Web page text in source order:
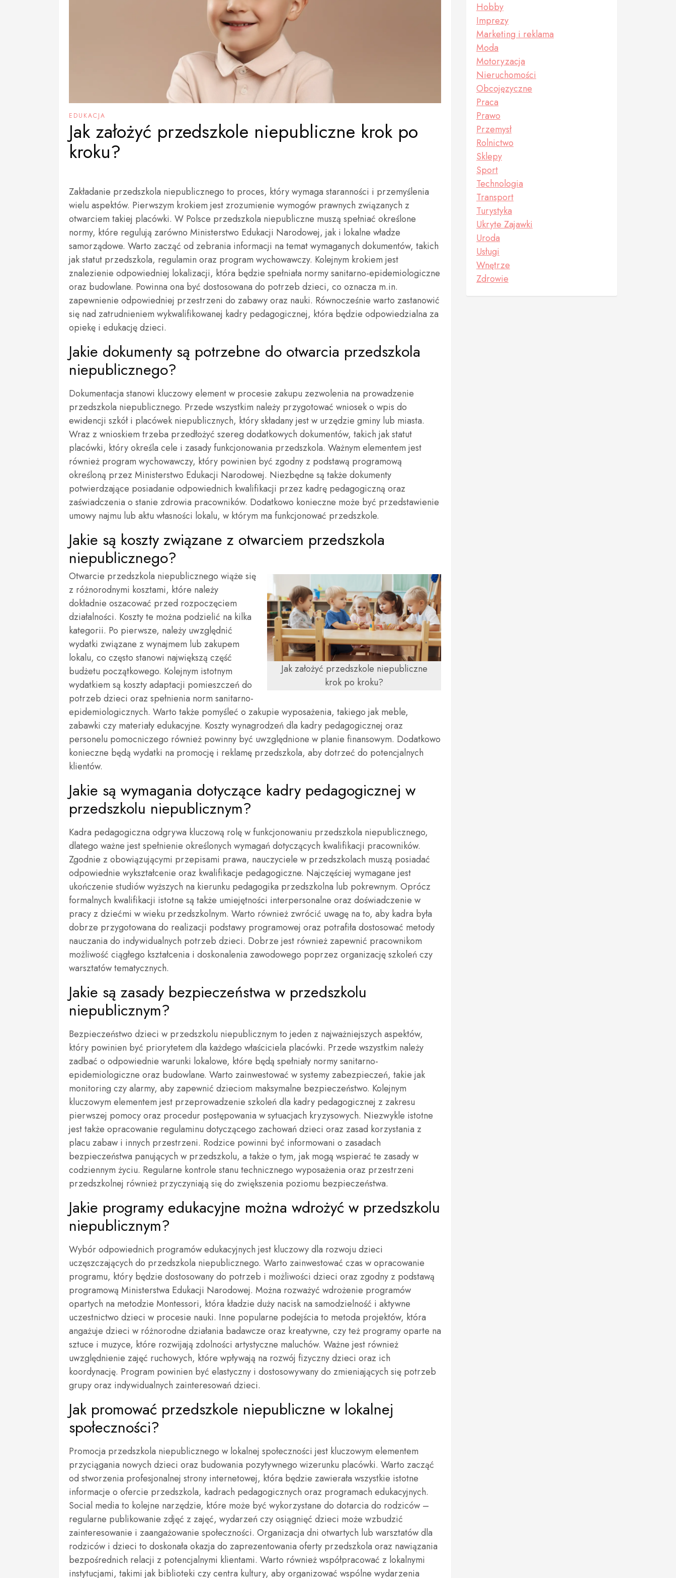
EDUKACJA
Jak założyć przedszkole niepubliczne krok po
kroku?
Zakładanie przedszkola niepublicznego to proces, który wymaga staranności i przemyślenia
wielu aspektów. Pierwszym krokiem jest zrozumienie wymogów prawnych związanych z
otwarciem takiej placówki. W Polsce przedszkola niepubliczne muszą spełniać określone
normy, które regulują zarówno Ministerstwo Edukacji Narodowej, jak i lokalne władze
samorządowe. Warto zacząć od zebrania informacji na temat wymaganych dokumentów, takich
jak statut przedszkola, regulamin oraz program wychowawczy. Kolejnym krokiem jest
znalezienie odpowiedniej lokalizacji, która będzie spełniała normy sanitarno-epidemiologiczne
oraz budowlane. Powinna ona być dostosowana do potrzeb dzieci, co oznacza m.in.
zapewnienie odpowiedniej przestrzeni do zabawy oraz nauki. Równocześnie warto zastanowić
się nad zatrudnieniem wykwalifikowanej kadry pedagogicznej, która będzie odpowiedzialna za
opiekę i edukację dzieci.
Jakie dokumenty są potrzebne do otwarcia przedszkola
niepublicznego?
Dokumentacja stanowi kluczowy element w procesie zakupu zezwolenia na prowadzenie
przedszkola niepublicznego. Przede wszystkim należy przygotować wniosek o wpis do
ewidencji szkół i placówek niepublicznych, który składany jest w urzędzie gminy lub miasta.
Wraz z wnioskiem trzeba przedłożyć szereg dodatkowych dokumentów, takich jak statut
placówki, który określa cele i zasady funkcjonowania przedszkola. Ważnym elementem jest
również program wychowawczy, który powinien być zgodny z podstawą programową
określoną przez Ministerstwo Edukacji Narodowej. Niezbędne są także dokumenty
potwierdzające posiadanie odpowiednich kwalifikacji przez kadrę pedagogiczną oraz
zaświadczenia o stanie zdrowia pracowników. Dodatkowo konieczne może być przedstawienie
umowy najmu lub aktu własności lokalu, w którym ma funkcjonować przedszkole.
Jakie są koszty związane z otwarciem przedszkola
niepublicznego?
Jak założyć przedszkole niepubliczne
krok po kroku?
Otwarcie przedszkola niepublicznego wiąże się
z różnorodnymi kosztami, które należy
dokładnie oszacować przed rozpoczęciem
działalności. Koszty te można podzielić na kilka
kategorii. Po pierwsze, należy uwzględnić
wydatki związane z wynajmem lub zakupem
lokalu, co często stanowi największą część
budżetu początkowego. Kolejnym istotnym
wydatkiem są koszty adaptacji pomieszczeń do
potrzeb dzieci oraz spełnienia norm sanitarno-
epidemiologicznych. Warto także pomyśleć o zakupie wyposażenia, takiego jak meble,
zabawki czy materiały edukacyjne. Koszty wynagrodzeń dla kadry pedagogicznej oraz
personelu pomocniczego również powinny być uwzględnione w planie finansowym. Dodatkowo
konieczne będą wydatki na promocję i reklamę przedszkola, aby dotrzeć do potencjalnych
klientów.
Jakie są wymagania dotyczące kadry pedagogicznej w
przedszkolu niepublicznym?
Kadra pedagogiczna odgrywa kluczową rolę w funkcjonowaniu przedszkola niepublicznego,
dlatego ważne jest spełnienie określonych wymagań dotyczących kwalifikacji pracowników.
Zgodnie z obowiązującymi przepisami prawa, nauczyciele w przedszkolach muszą posiadać
odpowiednie wykształcenie oraz kwalifikacje pedagogiczne. Najczęściej wymagane jest
ukończenie studiów wyższych na kierunku pedagogika przedszkolna lub pokrewnym. Oprócz
formalnych kwalifikacji istotne są także umiejętności interpersonalne oraz doświadczenie w
pracy z dziećmi w wieku przedszkolnym. Warto również zwrócić uwagę na to, aby kadra była
dobrze przygotowana do realizacji podstawy programowej oraz potrafiła dostosować metody
nauczania do indywidualnych potrzeb dzieci. Dobrze jest również zapewnić pracownikom
możliwość ciągłego kształcenia i doskonalenia zawodowego poprzez organizację szkoleń czy
warsztatów tematycznych.
Jakie są zasady bezpieczeństwa w przedszkolu
niepublicznym?
Bezpieczeństwo dzieci w przedszkolu niepublicznym to jeden z najważniejszych aspektów,
który powinien być priorytetem dla każdego właściciela placówki. Przede wszystkim należy
zadbać o odpowiednie warunki lokalowe, które będą spełniały normy sanitarno-
epidemiologiczne oraz budowlane. Warto zainwestować w systemy zabezpieczeń, takie jak
monitoring czy alarmy, aby zapewnić dzieciom maksymalne bezpieczeństwo. Kolejnym
kluczowym elementem jest przeprowadzenie szkoleń dla kadry pedagogicznej z zakresu
pierwszej pomocy oraz procedur postępowania w sytuacjach kryzysowych. Niezwykle istotne
jest także opracowanie regulaminu dotyczącego zachowań dzieci oraz zasad korzystania z
placu zabaw i innych przestrzeni. Rodzice powinni być informowani o zasadach
bezpieczeństwa panujących w przedszkolu, a także o tym, jak mogą wspierać te zasady w
codziennym życiu. Regularne kontrole stanu technicznego wyposażenia oraz przestrzeni
przedszkolnej również przyczyniają się do zwiększenia poziomu bezpieczeństwa.
Jakie programy edukacyjne można wdrożyć w przedszkolu
niepublicznym?
Wybór odpowiednich programów edukacyjnych jest kluczowy dla rozwoju dzieci
uczęszczających do przedszkola niepublicznego. Warto zainwestować czas w opracowanie
programu, który będzie dostosowany do potrzeb i możliwości dzieci oraz zgodny z podstawą
programową Ministerstwa Edukacji Narodowej. Można rozważyć wdrożenie programów
opartych na metodzie Montessori, która kładzie duży nacisk na samodzielność i aktywne
uczestnictwo dzieci w procesie nauki. Inne popularne podejścia to metoda projektów, która
angażuje dzieci w różnorodne działania badawcze oraz kreatywne, czy też programy oparte na
sztuce i muzyce, które rozwijają zdolności artystyczne maluchów. Ważne jest również
uwzględnienie zajęć ruchowych, które wpływają na rozwój fizyczny dzieci oraz ich
koordynację. Program powinien być elastyczny i dostosowywany do zmieniających się potrzeb
grupy oraz indywidualnych zainteresowań dzieci.
Jak promować przedszkole niepubliczne w lokalnej
społeczności?
Promocja przedszkola niepublicznego w lokalnej społeczności jest kluczowym elementem
przyciągania nowych dzieci oraz budowania pozytywnego wizerunku placówki. Warto zacząć
od stworzenia profesjonalnej strony internetowej, która będzie zawierała wszystkie istotne
informacje o ofercie przedszkola, kadrach pedagogicznych oraz programach edukacyjnych.
Social media to kolejne narzędzie, które może być wykorzystane do dotarcia do rodziców –
regularne publikowanie zdjęć z zajęć, wydarzeń czy osiągnięć dzieci może wzbudzić
zainteresowanie i zaangażowanie społeczności. Organizacja dni otwartych lub warsztatów dla
rodziców i dzieci to doskonała okazja do zaprezentowania oferty przedszkola oraz nawiązania
bezpośrednich relacji z potencjalnymi klientami. Warto również współpracować z lokalnymi
instytucjami, takimi jak biblioteki czy centra kultury, aby organizować wspólne wydarzenia
Hobby
Imprezy
Marketing i reklama
Moda
Motoryzacja
Nieruchomości
Obcojęzyczne
Praca
Prawo
Przemysł
Rolnictwo
Sklepy
Sport
Technologia
Transport
Turystyka
Ukryte Zajawki
Uroda
Usługi
Wnętrze
Zdrowie